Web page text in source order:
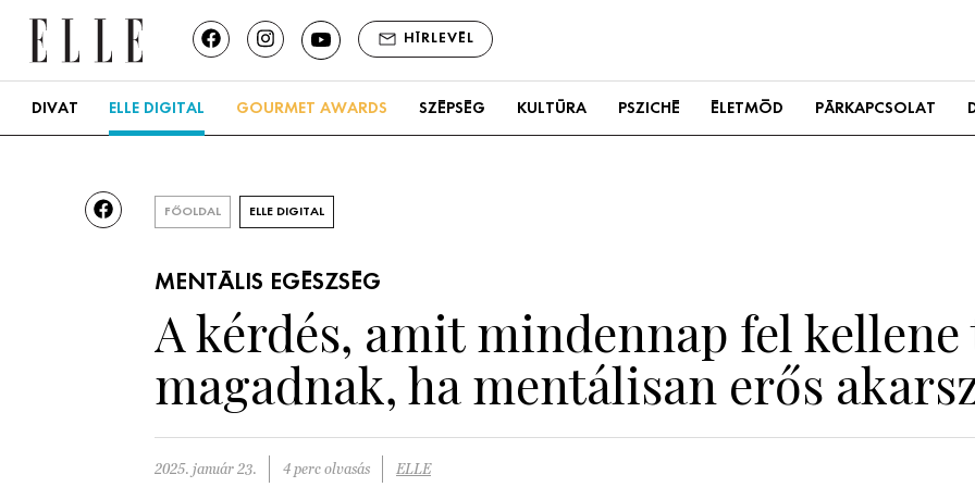
HÍRLEVÉL
DIVAT ELLE DIGITAL GOURMET AWARDS SZÉPSÉG KULTÚRA PSZICHÉ ÉLETMÓD PÁRKAPCSOLAT
FŐOLDAL ELLE DIGITAL
MENTÁLIS EGÉSZSÉG
A kérdés, amit mindennap fel kellene
magadnak, ha mentálisan erős
2025. január 23. 4 perc olvasás ELLE